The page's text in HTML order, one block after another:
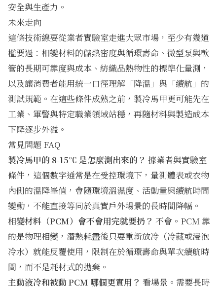
安全與生產力。
未來走向
這條技術線要從業者實驗室走進大眾市場，至少有幾道
檻要過：相變材料的儲熱密度與循環壽命、微型泵與軟
管的長期可靠度與成本、紡織品熱物性的標準化量測，
以及讓消費者能用統一口徑理解「降溫」與「續航」的
測試規範。在這些條件成熟之前，製冷馬甲更可能先在
工業、軍警與特定職業領域站穩，再隨材料與製造成本
下降逐步外溢。
常見問題 FAQ
製冷馬甲的 8-15℃ 是怎麼測出來的？ 據業者與實驗室
條件，這個數字通常是在受控環境下，量測體表或衣物
內側的溫降峯值，會隨環境溫濕度、活動量與續航時間
變動，不能直接等同於真實戶外場景的長時間降幅。
相變材料（PCM）會不會用完就要扔？ 不會。PCM 靠
的是物理相變，潛熱耗盡後只要重新放冷（冷藏或浸泡
冷水）就能反覆使用，限制在於循環壽命與單次續航時
間，而不是耗材式的拋棄。
主動液冷和被動 PCM 哪個更實用？ 看場景。需要長時